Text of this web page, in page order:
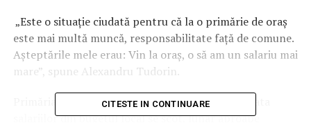
„Este o situaţie ciudată pentru că la o primărie de oraş
este mai multă muncă, responsabilitate faţă de comune.
Aşteptările mele erau: Vin la oraş, o să am un salariu mai
mare”, spune Alexandru Tudorin.
Primăria are acum 134 de angajaţi. Iar pentru plata
salariilor din bugetul local se scot, lunar aproape
CITESTE IN CONTINUARE